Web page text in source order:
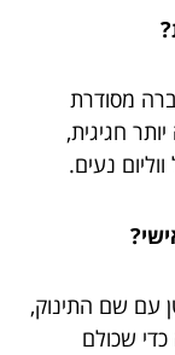
מסודרת
חגיגית,
נעים.
עם שם התינוק,
שכולם